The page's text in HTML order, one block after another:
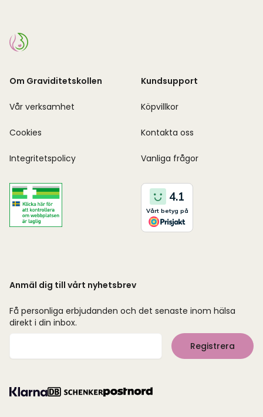
Om Graviditetskollen
Vår verksamhet
Cookies
Integritetspolicy
Kundsupport
Köpvillkor
Kontakta oss
Vanliga frågor
Anmäl dig till vårt nyhetsbrev
Få personliga erbjudanden och det senaste inom hälsa
direkt i din inbox.
Registrera